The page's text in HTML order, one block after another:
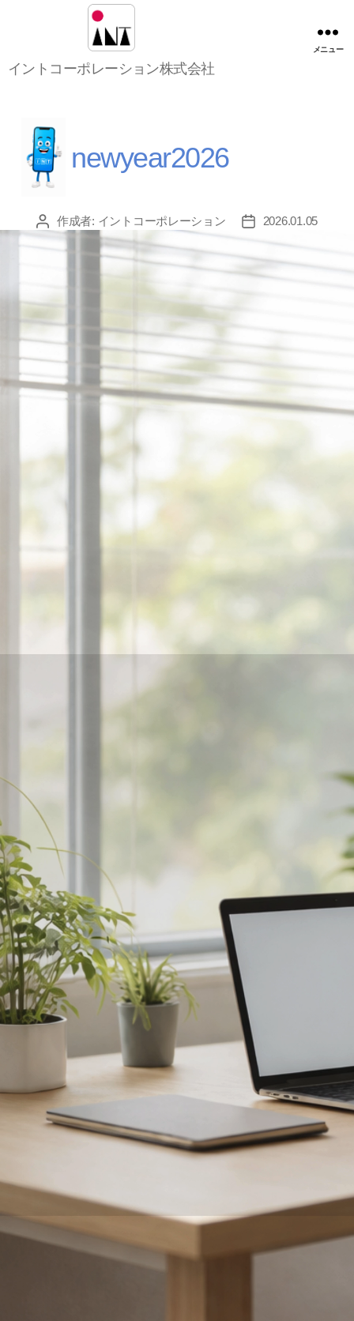
ン
レ
ョ
ン
株
イントコーポレーション株式会社
メニュー
newyear2026
投
稿
作成者: イントコーポレーション
投
日
2026.01.05